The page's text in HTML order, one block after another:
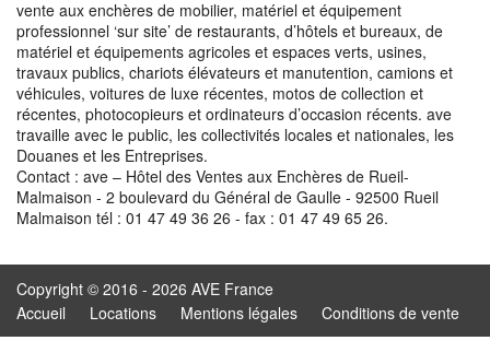
vente aux enchères de mobilier, matériel et équipement
professionnel ‘sur site’ de restaurants, d’hôtels et bureaux, de
matériel et équipements agricoles et espaces verts, usines,
travaux publics, chariots élévateurs et manutention, camions et
véhicules, voitures de luxe récentes, motos de collection et
récentes, photocopieurs et ordinateurs d’occasion récents. ave
travaille avec le public, les collectivités locales et nationales, les
Douanes et les Entreprises.
Contact : ave – Hôtel des Ventes aux Enchères de Rueil-
Malmaison - 2 boulevard du Général de Gaulle - 92500 Rueil
Malmaison tél : 01 47 49 36 26 - fax : 01 47 49 65 26.
Copyright © 2016 - 2026 AVE France
Accueil
Locations Mentions légales Conditions de vente